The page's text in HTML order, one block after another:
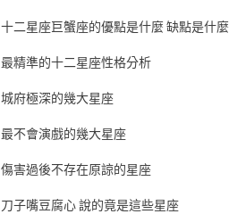
十二星座巨蟹座的優點是什麼 缺點是什麼
最精準的十二星座性格分析
城府極深的幾大星座
最不會演戲的幾大星座
傷害過後不存在原諒的星座
刀子嘴豆腐心 說的竟是這些星座